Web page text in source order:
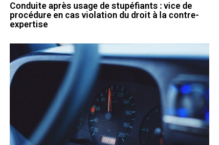
Conduite après usage de stupéfiants : vice de
procédure en cas violation du droit à la contre-
expertise